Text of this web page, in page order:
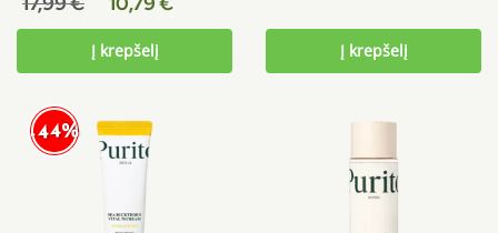
5.00
Į krepšelį Į krepšelį
-44%